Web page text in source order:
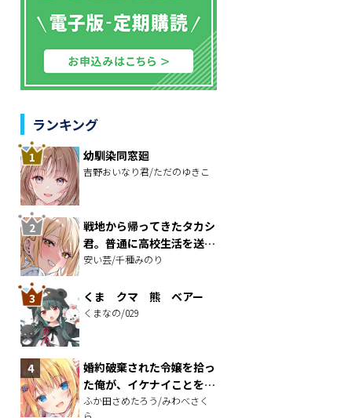
ランキング
幼馴染同窓廻
吉野おいなり君/ただのゆきこ
戦地から帰ってきたタカシ
君。普通に高校生活を送り
たい
安い芸/千種みのり
くま クマ 熊 ベアー
くまなの/029
婚約破棄された令嬢を拾っ
た俺が、イケナイことを教
え込む～美味しいものを食
ふか田さめたろう/みわべさく
ら